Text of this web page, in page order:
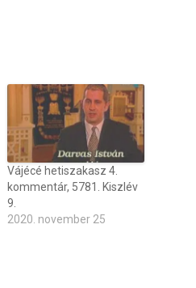
Vájécé hetiszakasz 4.
kommentár, 5781. Kiszlév
9.
2020. november 25